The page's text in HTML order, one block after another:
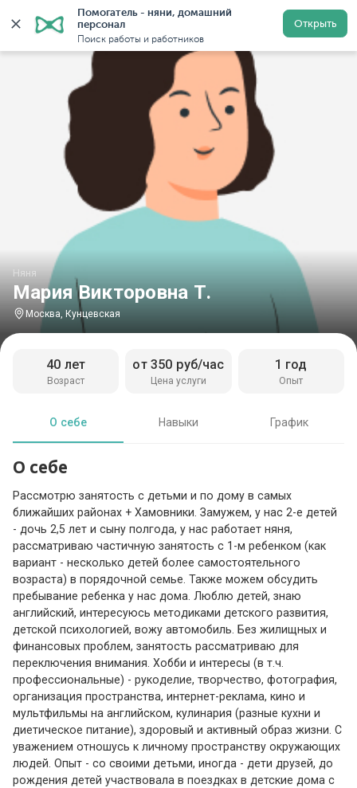
Помогатель - няни, домашний
персонал
Поиск работы и работников
Открыть
Главная Няни Няни в Москве Няни у метро
Мария Викторовна Т.
Няня
Москва, Кунцевская
Возраст
40 лет
Цена услуги
от 350 руб/час
Опыт
1 год
О себе Навыки График
О себе
Рассмотрю занятость с детьми и по дому в самых
ближайших районах + Хамовники. Замужем, у нас 2-е детей
- дочь 2,5 лет и сыну полгода, у нас работает няня,
рассматриваю частичную занятость с 1-м ребенком (как
вариант - несколько детей более самостоятельного
возраста) в порядочной семье. Также можем обсудить
пребывание ребенка у нас дома. Люблю детей, знаю
английский, интересуюсь методиками детского развития,
детской психологией, вожу автомобиль. Без жилищных и
финансовых проблем, занятость рассматриваю для
переключения внимания. Хобби и интересы (в т.ч.
профессиональные) - рукоделие, творчество, фотография,
организация пространства, интернет-реклама, кино и
мультфильмы на английском, кулинария (разные кухни и
диетическое питание), здоровый и активный образ жизни. С
уважением отношусь к личному пространству окружающих
людей. Опыт - со своими детьми, иногда - дети друзей, до
рождения детей участвовала в поездках в детские дома с